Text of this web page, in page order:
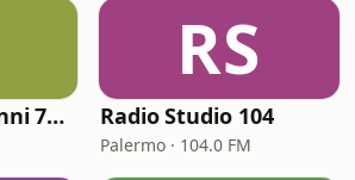
CLASSIC HITS anni 70 80 90
RS
Radio Studio 104
Palermo · 104.0 FM